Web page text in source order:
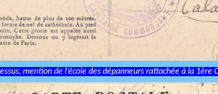
mention de l’école des dépanneurs rattachée à la 1ère